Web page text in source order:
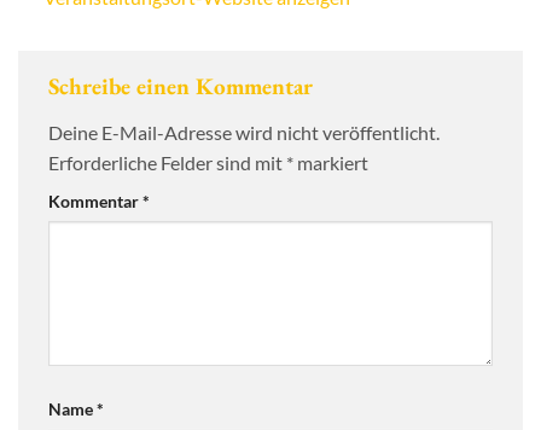
Schreibe einen Kommentar
Deine E-Mail-Adresse wird nicht veröffentlicht.
Erforderliche Felder sind mit * markiert
Kommentar*
Name*